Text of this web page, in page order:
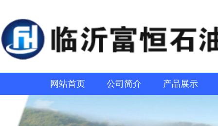
网站首页 公司简介 产品展示